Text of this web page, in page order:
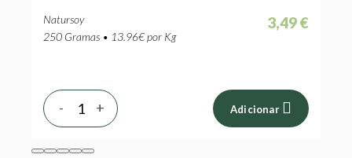
Natursoy
250 Gramas • 13.96€ por Kg
3,49 €
+
- Adicionar